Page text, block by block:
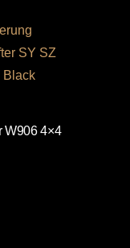
W906 4×4